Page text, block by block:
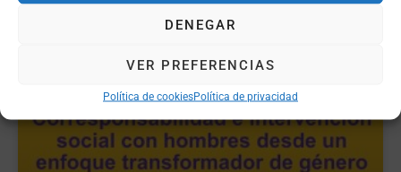
DENEGAR
VER PREFERENCIAS
Política de cookiesPolítica de privacidad